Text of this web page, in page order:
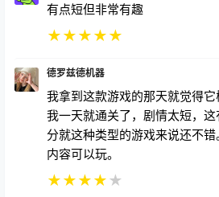
有点短但非常有趣
★★★★★
德罗兹德机器
我拿到这款游戏的那天就觉得它
我一天就通关了，剧情太短，
分就这种类型的游戏来说还不
内容可以玩。
★★★★★